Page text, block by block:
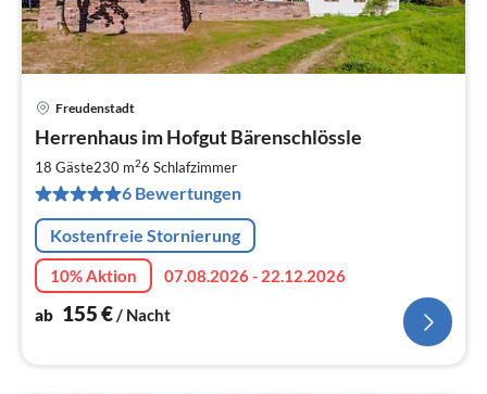
Freudenstadt
Herrenhaus im Hofgut Bärenschlössle
18 Gäste230 m26 Schlafzimmer
6 Bewertungen
Kostenfreie Stornierung
10% Aktion
07.08.2026 - 22.12.2026
ab 155€/ Nacht